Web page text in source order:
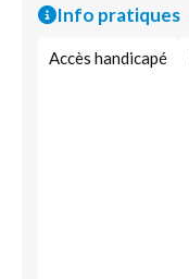
Info pratiques
Accès handicapé